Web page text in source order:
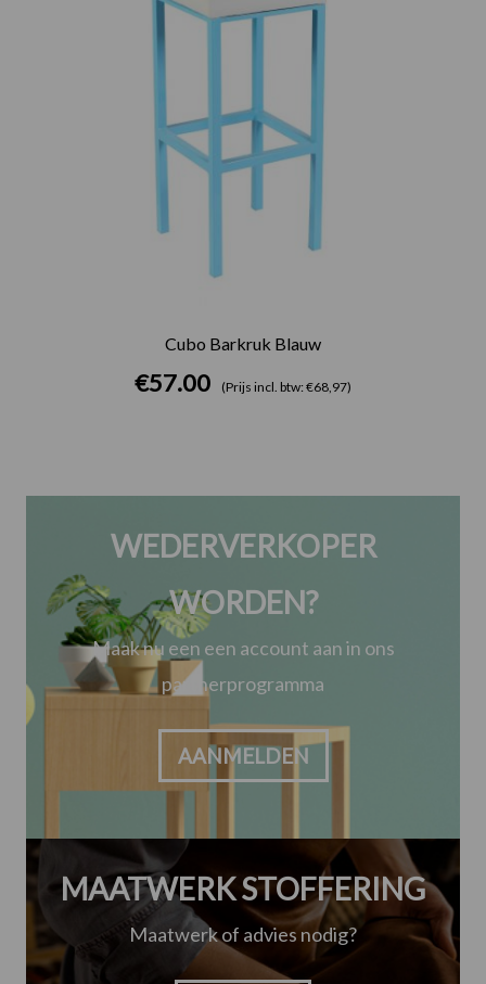
Cubo Barkruk Blauw
€57.00 (Prijs incl. btw: €68,97)
WEDERVERKOPER
WORDEN?
Maak nu een een account aan in ons
partnerprogramma
AANMELDEN
MAATWERK STOFFERING
Maatwerk of advies nodig?